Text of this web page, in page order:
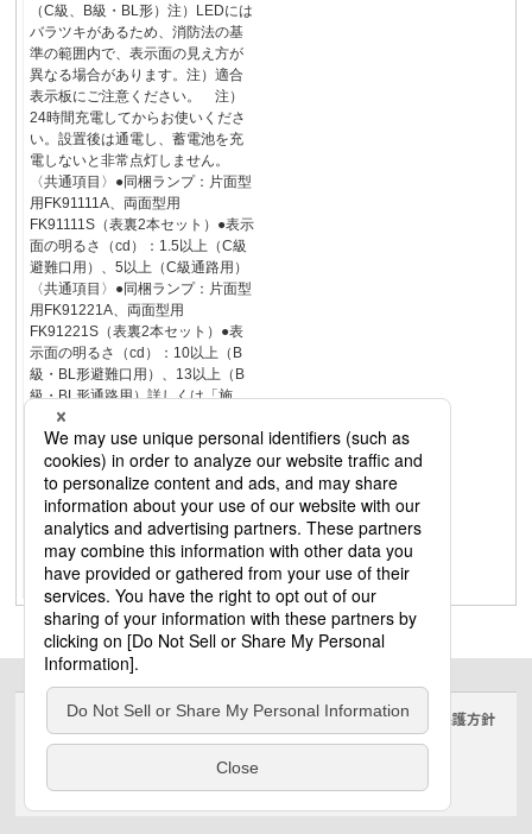
（C級、B級・BL形）注）LEDには
バラツキがあるため、消防法の基
準の範囲内で、表示面の見え方が
異なる場合があります。注）適合
表示板にご注意ください。 注）
24時間充電してからお使いくださ
い。設置後は通電し、蓄電池を充
電しないと非常点灯しません。
〈共通項目〉●同梱ランプ：片面型
用FK91111A、両面型用
FK91111S（表裏2本セット）●表示
面の明るさ（cd）：1.5以上（C級
避難口用）、5以上（C級通路用）
〈共通項目〉●同梱ランプ：片面型
用FK91221A、両面型用
FK91221S（表裏2本セット）●表
示面の明るさ（cd）：10以上（B
級・BL形避難口用）、13以上（B
級・BL形通路用）詳しくは「施
設・屋外・店舗照明総合カタロ
グ」をご参照ください。ダウンラ
イトスポット・ダクト建築化照明
ペンダントブラケットスタンドシ
ャンデリアファンシーリング小型
シーリングベースライト和風キッ
チン洗面・浴室エクステリアマン
ション・防災コントローラＬＥＤ
フラットランプ
サイトのご利用にあたって クッキーポリシー 個人情報保護方針
電気・建築設備（ビジネス）
© Panasonic Electric Works Co., Ltd.